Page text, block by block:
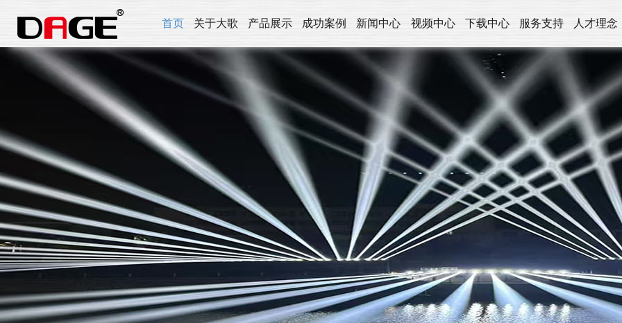
首页 关于大歌 产品展示 成功案例 新闻中心 视频中心 下载中心 服务支持 人才理念